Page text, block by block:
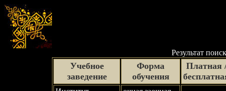
Результат
Учебное
заведение
Форма
обучения
Платная